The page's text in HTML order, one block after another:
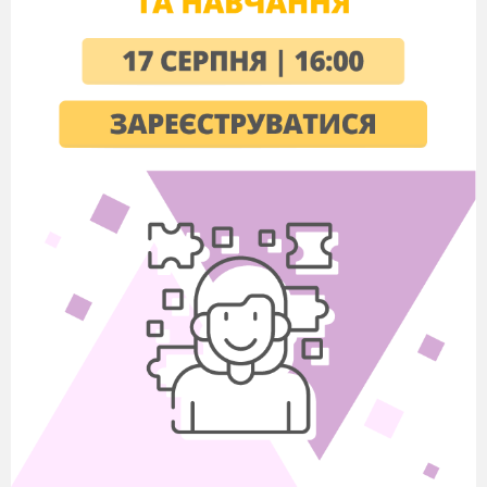
Є в рослини, є у слові,
І в рівнянні також є.
І стрижневий, й мичкуватий,
І кубічний і квадратний.
Що це таке? (Корінь)
Слово «корінь» прийшло в математику від арабів.
Арабські вчені уявляли квадрат числа, який виростає з
кореня, як рослина, – й тому називали коренями такі
числа. Слово латинського походження «радикал» –
також нащадок кореня («рад екс» латиною). До речі,
його сліди можна знайти навіть у словах редиска,
редька та радикуліт – запалення нервових корінців. А
вам зараз доведеться попрацювати з коренями
Наш урок присвячуємо перетворенню виразів
Учні записують тему уроку в зошити.